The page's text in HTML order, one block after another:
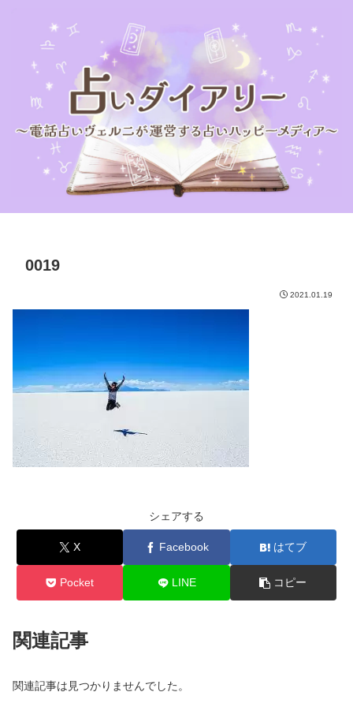
0019
2021.01.19
シェアする
X Facebook はてブ
Pocket LINE コピー
関連記事
関連記事は見つかりませんでした。